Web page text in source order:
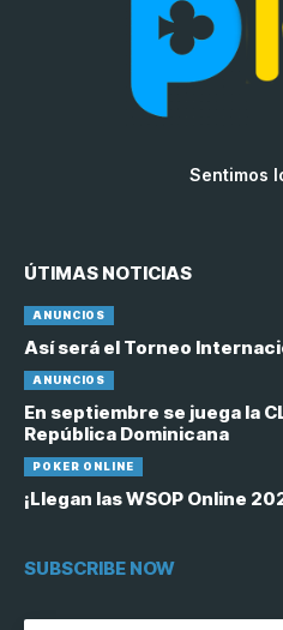
Sentimos
ÚTIMAS NOTICIAS
ANUNCIOS
Así será el Torneo
ANUNCIOS
En septiembre se juega la
República Dominicana
POKER ONLINE
¡Llegan las WSOP Online
SUBSCRIBE NOW